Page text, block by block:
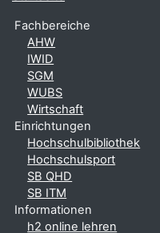
Fachbereiche
AHW
IWID
SGM
WUBS
Wirtschaft
Einrichtungen
Hochschulbibliothek
Hochschulsport
SB QHD
SB ITM
Informationen
h2 online lehren